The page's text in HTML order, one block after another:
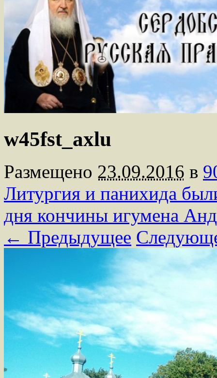
w45fst_axlu
Размещено 23.09.2016 в
Литургия и панихида
дня кончины игумена
← Предыдущее